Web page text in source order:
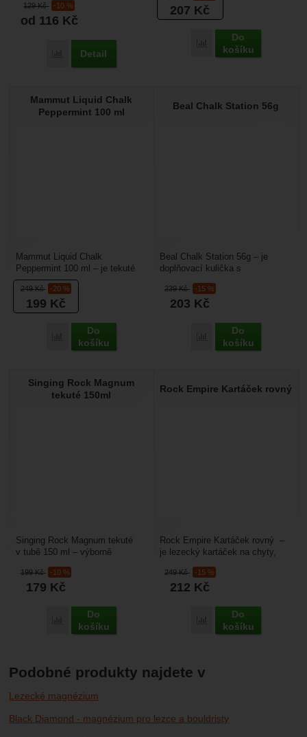
129Kč -10 %
od 116 Kč
Porovnat
Detail
vhodné pro lezení...
207 Kč
Porovnat
Do
košíku
Mammut Liquid Chalk
Peppermint 100 ml
249Kč -20 %
199 Kč
Porovnat
Do
košíku
Mammut Liquid Chalk
Peppermint 100 ml – je tekuté
magnézium s mentolovou vůní,
které se hodí na lezení...
Beal Chalk Station 56g
239Kč -15 %
203 Kč
Porovnat
Do
košíku
Beal Chalk Station 56g – je
doplňovací kulička s
stahovací šňůrky. Díky tomu...
Singing Rock Magnum
tekuté 150ml
199Kč -10 %
179 Kč
Porovnat
Do
košíku
Singing Rock Magnum tekuté
v tubě 150 ml – výborně
lezení. Ideální na lezení...
Rock Empire Kartáček rovný
249Kč -15 %
212 Kč
Porovnat
Do
košíku
Rock Empire Kartáček rovný –
je lezecký kartáček na chyty,
nebo sportovní...
Podobné produkty najdete v
Lezecké magnézium
Black Diamond - magnézium pro lezce a bouldristy